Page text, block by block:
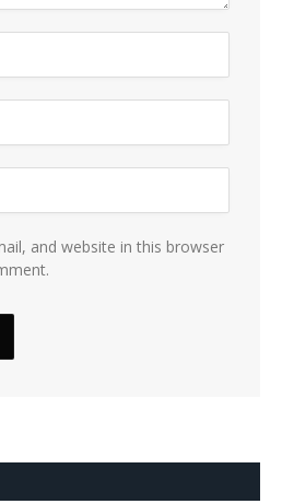
and website in this browser